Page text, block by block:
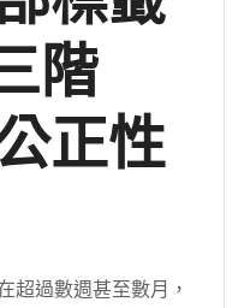
階
正性
超過數週甚至數月，